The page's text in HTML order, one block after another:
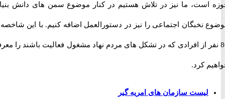
ما نیز در تلاش هستیم در کنار موضوع سمن های دانش بنیان،
نخبگان اجتماعی را نیز در دستورالعمل اضافه کنیم. با این شاخصه ها
از افرادی که در تشکل های مردم نهاد مشغول فعالیت باشند را معرفی
کرد.
لیست سازمان های امریه گیر